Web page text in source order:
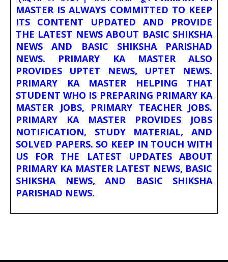
MASTER IS ALWAYS COMMITTED TO KEEP
ITS CONTENT UPDATED AND PROVIDE
THE LATEST NEWS ABOUT BASIC SHIKSHA
NEWS AND BASIC SHIKSHA PARISHAD
NEWS. PRIMARY KA MASTER ALSO
PROVIDES UPTET NEWS, UPTET NEWS.
PRIMARY KA MASTER HELPING THAT
STUDENT WHO IS PREPARING PRIMARY KA
MASTER JOBS, PRIMARY TEACHER JOBS.
PRIMARY KA MASTER PROVIDES JOBS
NOTIFICATION, STUDY MATERIAL, AND
SOLVED PAPERS. SO KEEP IN TOUCH WITH
US FOR THE LATEST UPDATES ABOUT
PRIMARY KA MASTER LATEST NEWS, BASIC
SHIKSHA NEWS, AND BASIC SHIKSHA
PARISHAD NEWS.